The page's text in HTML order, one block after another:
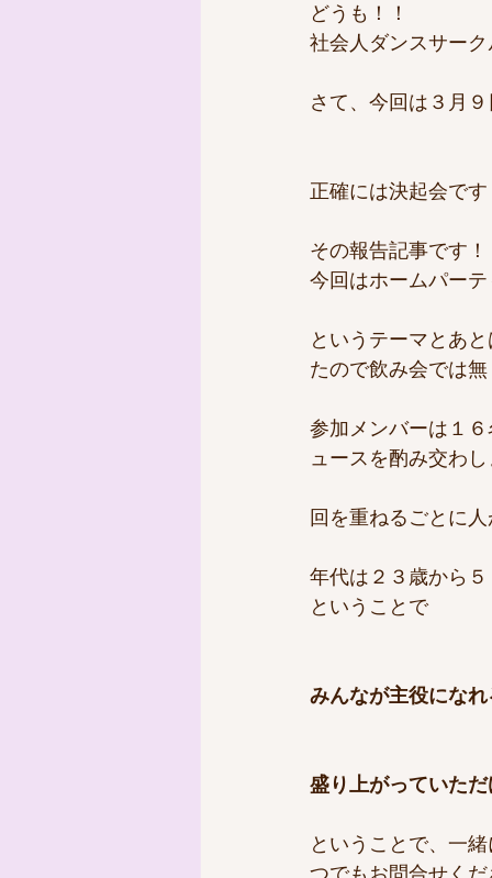
どうも！！
社会人ダンスサーク
さて、今回は３月
正確には決起会です
その報告記事です！
今回はホームパー
というテーマとあ
たので飲み会では
参加メンバーは１
ュースを酌み交わ
回を重ねるごとに
年代は２３歳から
ということで
みんなが主役にな
盛り上がっていた
ということで、一